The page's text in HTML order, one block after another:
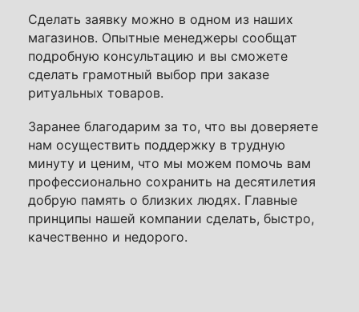
Сделать заявку можно в одном из наших
магазинов. Опытные менеджеры сообщат
подробную консультацию и вы сможете
сделать грамотный выбор при заказе
ритуальных товаров.
Заранее благодарим за то, что вы доверяете
нам осуществить поддержку в трудную
минуту и ценим, что мы можем помочь вам
профессионально сохранить на десятилетия
добрую память о близких людях. Главные
принципы нашей компании сделать, быстро,
качественно и недорого.